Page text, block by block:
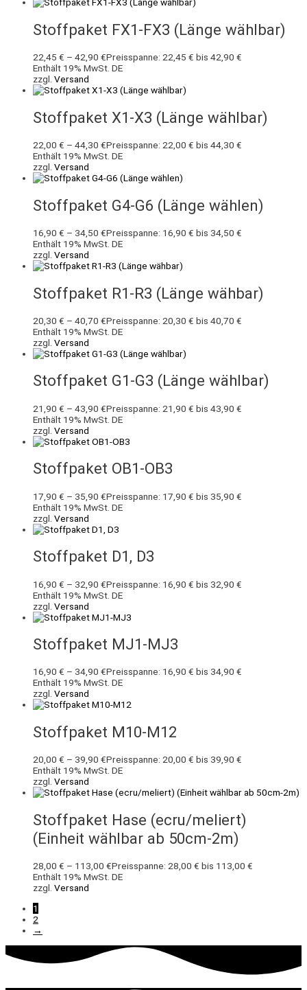
Stoffpaket FX1-FX3 (Länge wählbar)
22,45 € – 42,90 €Preisspanne: 22,45 € bis 42,90 €
Enthält 19% MwSt. DE
zzgl. Versand
Stoffpaket X1-X3 (Länge wählbar)
22,00 € – 44,30 €Preisspanne: 22,00 € bis 44,30 €
Enthält 19% MwSt. DE
zzgl. Versand
Stoffpaket G4-G6 (Länge wählen)
16,90 € – 34,50 €Preisspanne: 16,90 € bis 34,50 €
Enthält 19% MwSt. DE
zzgl. Versand
Stoffpaket R1-R3 (Länge wähbar)
20,30 € – 40,70 €Preisspanne: 20,30 € bis 40,70 €
Enthält 19% MwSt. DE
zzgl. Versand
Stoffpaket G1-G3 (Länge wählbar)
21,90 € – 43,90 €Preisspanne: 21,90 € bis 43,90 €
Enthält 19% MwSt. DE
zzgl. Versand
Stoffpaket OB1-OB3
17,90 € – 35,90 €Preisspanne: 17,90 € bis 35,90 €
Enthält 19% MwSt. DE
zzgl. Versand
Stoffpaket D1, D3
16,90 € – 32,90 €Preisspanne: 16,90 € bis 32,90 €
Enthält 19% MwSt. DE
zzgl. Versand
Stoffpaket MJ1-MJ3
16,90 € – 34,90 €Preisspanne: 16,90 € bis 34,90 €
Enthält 19% MwSt. DE
zzgl. Versand
Stoffpaket M10-M12
20,00 € – 39,90 €Preisspanne: 20,00 € bis 39,90 €
Enthält 19% MwSt. DE
zzgl. Versand
Stoffpaket Hase (ecru/meliert)
(Einheit wählbar ab 50cm-2m)
28,00 € – 113,00 €Preisspanne: 28,00 € bis 113,00 €
Enthält 19% MwSt. DE
zzgl. Versand
1
2
→